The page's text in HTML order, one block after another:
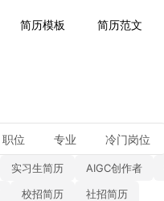
简历模板 简历范文
职位 专业 冷门岗位
实习生简历 AIGC创作者
校招简历 社招简历